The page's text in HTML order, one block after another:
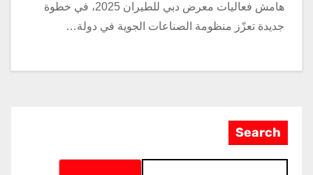
هامش فعاليات معرض دبي للطيران 2025، في خطوة
جديدة تعزّز منظومة الصناعات الجوية في دولة…
Search